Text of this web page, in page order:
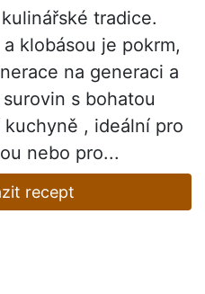
tradice.
klobásou je pokrm,
na generaci a
s bohatou
, ideální pro
nebo pro...
recept